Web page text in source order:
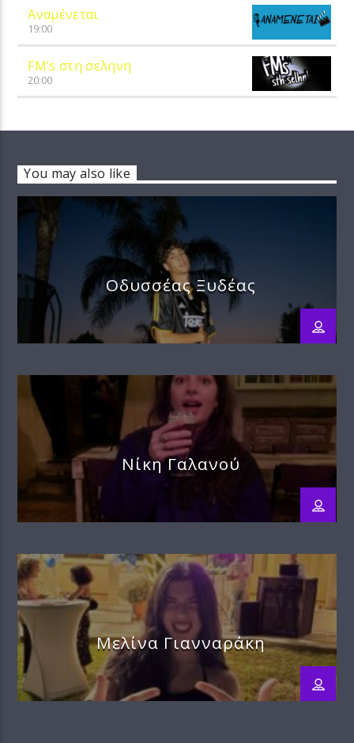
Αναμένεται
19:00
FM’s στη σεληνη
20:00
You may also like
Οδυσσέας Ξυδέας
Νίκη Γαλανού
Μελίνα Γιανναράκη